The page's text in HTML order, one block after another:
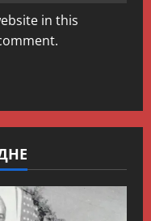
in this